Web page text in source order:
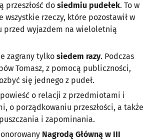
przeszłość do siedmiu pudełek. To w
wszystkie rzeczy, które pozostawił w
przed wyjazdem na wieloletnią
zagrany tylko siedem razy. Podczas
Tomasz, z pomocą publiczności,
się jednego z pudeł.
o relacji z przedmiotami i
o porządkowaniu przeszłości, a także
i zapominania.
Nagrodą Główną w III